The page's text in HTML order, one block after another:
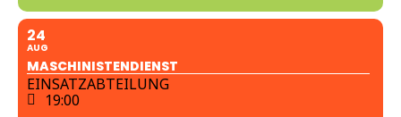
24
AUG
MASCHINISTENDIENST
EINSATZABTEILUNG
19:00